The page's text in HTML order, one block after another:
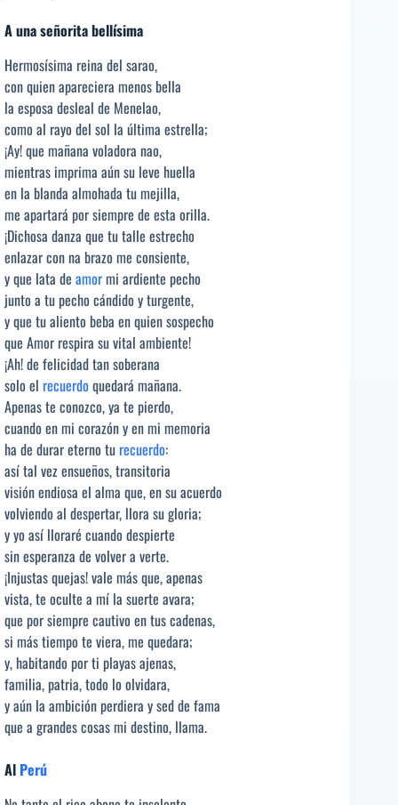
A una señorita bellísima
Hermosísima reina del sarao,
con quien apareciera menos bella
la esposa desleal de Menelao,
como al rayo del sol la última estrella;
¡Ay! que mañana voladora nao,
mientras imprima aún su leve huella
en la blanda almohada tu mejilla,
me apartará por siempre de esta orilla.
¡Dichosa danza que tu talle estrecho
enlazar con na brazo me consiente,
y que lata de amormi ardiente pecho
junto a tu pecho cándido y turgente,
y que tu aliento beba en quien sospecho
que Amor respira su vital ambiente!
¡Ah! de felicidad tan soberana
solo el recuerdo quedará mañana.
Apenas te conozco, ya te pierdo,
cuando en mi corazón y en mi memoria
ha de durar eterno tu recuerdo:
así tal vez ensueños, transitoria
visión endiosa el alma que, en su acuerdo
volviendo al despertar, llora su gloria;
y yo así lloraré cuando despierte
sin esperanza de volver a verte.
¡Injustas quejas! vale más que, apenas
vista, te oculte a mí la suerte avara;
que por siempre cautivo en tus cadenas,
si más tiempo te viera, me quedara;
y, habitando por ti playas ajenas,
familia, patria, todo lo olvidara,
y aún la ambición perdiera y sed de fama
que a grandes cosas mi destino, llama.
Al Perú